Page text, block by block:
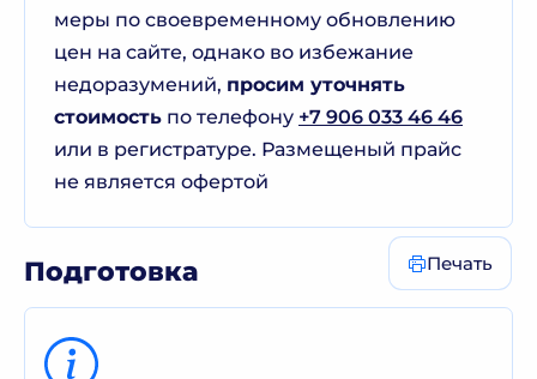
меры по своевременному обновлению
цен на сайте, однако во избежание
недоразумений, просим уточнять
стоимость по телефону +7 906 033 46 46
или в регистратуре. Размещеный прайс
не является офертой
Подготовка Печать